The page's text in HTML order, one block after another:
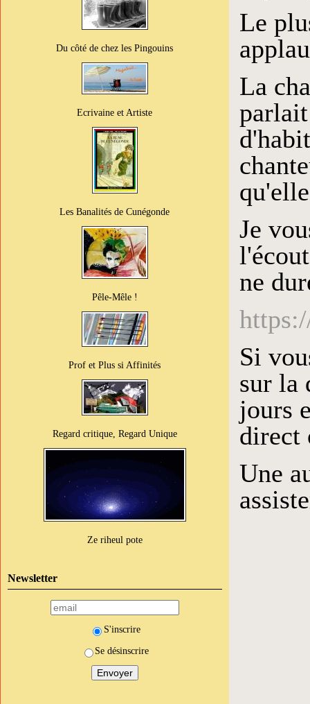
Du côté de chez les Pingouins
Ecrivaine et Artiste
Les Banalités de Cunégonde
Pêle-Mêle !
Prof et Plus si Affinités
Regard critique, Regard Unique
Ze riheul pote
Newsletter
S'inscrire
Se désinscrire
Le
La
Je
ne
Si
sur la
jours
direct
Une